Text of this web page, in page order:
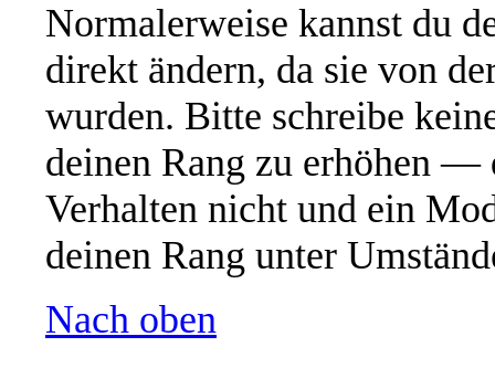
Normalerweise kannst du
direkt ändern, da sie von
wurden. Bitte schreibe
deinen Rang zu erhöhen —
Verhalten nicht und ein
deinen Rang unter
Nach oben